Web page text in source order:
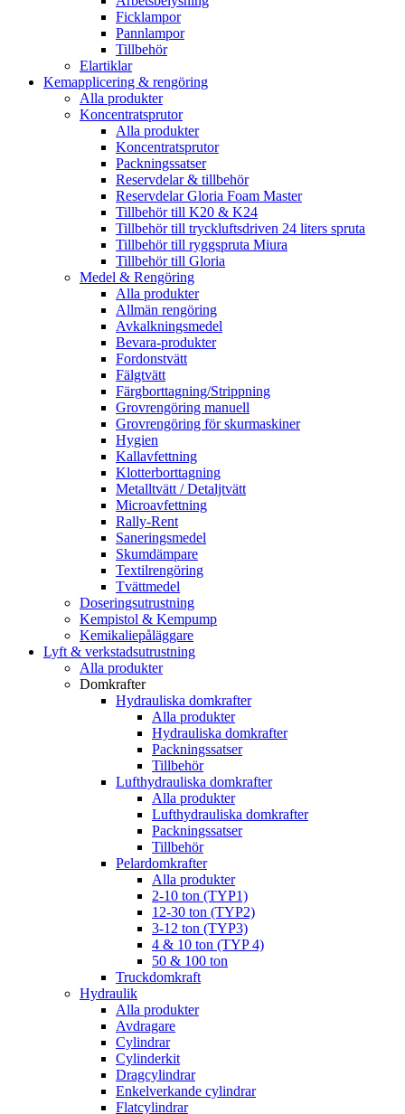
Ficklampor
Pannlampor
Tillbehör
Elartiklar
Kemapplicering & rengöring
Alla produkter
Koncentratsprutor
Alla produkter
Koncentratsprutor
Packningssatser
Reservdelar & tillbehör
Reservdelar Gloria Foam Master
Tillbehör till K20 & K24
Tillbehör till tryckluftsdriven 24 liters spruta
Tillbehör till ryggspruta Miura
Tillbehör till Gloria
Medel & Rengöring
Alla produkter
Allmän rengöring
Avkalkningsmedel
Bevara-produkter
Fordonstvätt
Fälgtvätt
Färgborttagning/Strippning
Grovrengöring manuell
Grovrengöring för skurmaskiner
Hygien
Kallavfettning
Klotterborttagning
Metalltvätt / Detaljtvätt
Microavfettning
Rally-Rent
Saneringsmedel
Skumdämpare
Textilrengöring
Tvättmedel
Doseringsutrustning
Kempistol & Kempump
Kemikaliepåläggare
Lyft & verkstadsutrustning
Alla produkter
Domkrafter
Hydrauliska domkrafter
Alla produkter
Hydrauliska domkrafter
Packningssatser
Tillbehör
Lufthydrauliska domkrafter
Alla produkter
Lufthydrauliska domkrafter
Packningssatser
Tillbehör
Pelardomkrafter
Alla produkter
2-10 ton (TYP1)
12-30 ton (TYP2)
3-12 ton (TYP3)
4 & 10 ton (TYP 4)
50 & 100 ton
Truckdomkraft
Hydraulik
Alla produkter
Avdragare
Cylindrar
Cylinderkit
Dragcylindrar
Enkelverkande cylindrar
Flatcylindrar